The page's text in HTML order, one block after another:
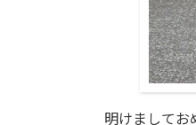
明けましてお